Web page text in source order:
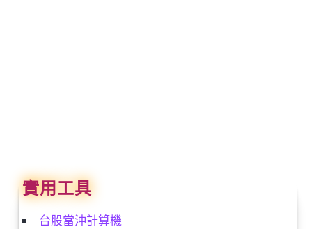
實用工具
台股當沖計算機